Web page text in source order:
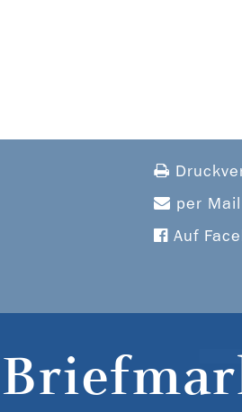
per
Auf